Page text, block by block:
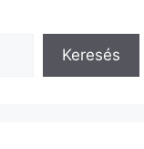
Keresés